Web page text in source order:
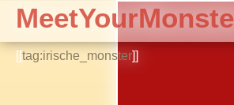
[[tag:irische_monster]]